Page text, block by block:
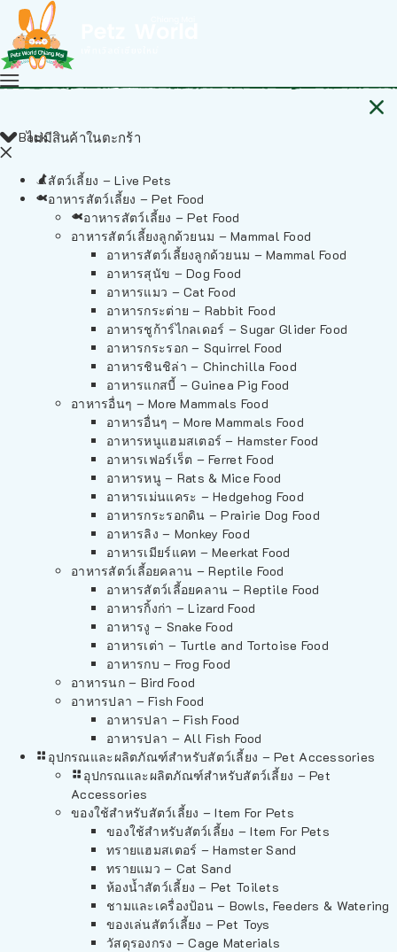
ไม่มีสินค้าในตะกร้า
Back
สัตว์เลี้ยง – Live Pets
อาหารสัตว์เลี้ยง – Pet Food
อาหารสัตว์เลี้ยง – Pet Food
อาหารสัตว์เลี้ยงลูกด้วยนม – Mammal Food
อาหารสัตว์เลี้ยงลูกด้วยนม – Mammal Food
อาหารสุนัข – Dog Food
อาหารแมว – Cat Food
อาหารกระต่าย – Rabbit Food
อาหารชูก้าร์ไกลเดอร์ – Sugar Glider Food
อาหารกระรอก – Squirrel Food
อาหารชินชิล่า – Chinchilla Food
อาหารแกสบี้ – Guinea Pig Food
อาหารอื่นๆ – More Mammals Food
อาหารอื่นๆ – More Mammals Food
อาหารหนูแฮมสเตอร์ – Hamster Food
อาหารเฟอร์เร็ต – Ferret Food
อาหารหนู – Rats & Mice Food
อาหารเม่นแคระ – Hedgehog Food
อาหารกระรอกดิน – Prairie Dog Food
อาหารลิง – Monkey Food
อาหารเมียร์แคท – Meerkat Food
อาหารสัตว์เลี้อยคลาน – Reptile Food
อาหารสัตว์เลี้อยคลาน – Reptile Food
อาหารกิ้งก่า – Lizard Food
อาหารงู – Snake Food
อาหารเต่า – Turtle and Tortoise Food
อาหารกบ – Frog Food
อาหารนก – Bird Food
อาหารปลา – Fish Food
อาหารปลา – Fish Food
อาหารปลา – All Fish Food
อุปกรณและผลิตภัณฑ์สำหรับสัตว์เลี้ยง – Pet Accessories
อุปกรณและผลิตภัณฑ์สำหรับสัตว์เลี้ยง – Pet
Accessories
ของใช้สำหรับสัตว์เลี้ยง – Item For Pets
ของใช้สำหรับสัตว์เลี้ยง – Item For Pets
ทรายแฮมสเตอร์ – Hamster Sand
ทรายแมว – Cat Sand
ห้องน้ำสัตว์เลี้ยง – Pet Toilets
ชามและเครื่องป้อน – Bowls, Feeders & Watering
ของเล่นสัตว์เลี้ยง – Pet Toys
วัสดุรองกรง – Cage Materials